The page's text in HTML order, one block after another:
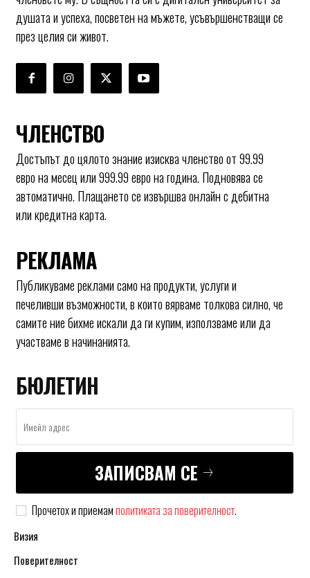
душата и успеха, посветен на мъжете, усъвършенстващи се
през целия си живот.
ЧЛЕНСТВО
Достъпът до цялото знание изисква членство от 99.99
евро на месец или 999.99 евро на година. Подновява се
автоматично. Плащането се извършва онлайн с дебитна
или кредитна карта.
РЕКЛАМА
Публикуваме реклами само на продукти, услуги и
печеливши възможности, в които вярваме толкова силно, че
самите ние бихме искали да ги купим, използваме или да
участваме в начинанията.
БЮЛЕТИН
ЗАПИСВАМ СЕ
Прочетох и приемамполитиката за поверителност.
Визия
Поверителност